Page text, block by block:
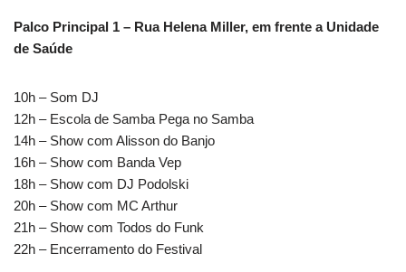
Palco Principal 1 – Rua Helena Miller, em frente a Unidade
de Saúde
10h – Som DJ
12h – Escola de Samba Pega no Samba
14h – Show com Alisson do Banjo
16h – Show com Banda Vep
18h – Show com DJ Podolski
20h – Show com MC Arthur
21h – Show com Todos do Funk
22h – Encerramento do Festival